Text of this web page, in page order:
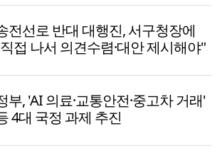
전선로 반대 대행진, 서구청장에
접 나서 의견수렴·대안 제시해야"
부, 'AI 의료·교통안전·중고차 거래'
4대 국정 과제 추진